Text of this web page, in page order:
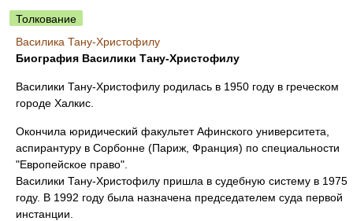
Толкование
Василика Тану-Христофилу
Биография Василики Тану-Христофилу
Василики Тану-Христофилу родилась в 1950 году в греческом
городе Халкис.
Окончила юридический факультет Афинского университета,
аспирантуру в Сорбонне (Париж, Франция) по специальности
"Европейское право".
Василики Тану-Христофилу пришла в судебную систему в 1975
году. В 1992 году была назначена председателем суда первой
инстанции.